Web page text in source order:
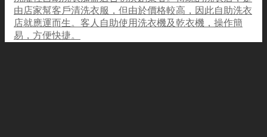
由店家幫客戶清洗衣服，但由於價格較高，因此自助洗衣
店就應運而生。客人自助使用洗衣機及乾衣機，操作簡
易，方便快捷。